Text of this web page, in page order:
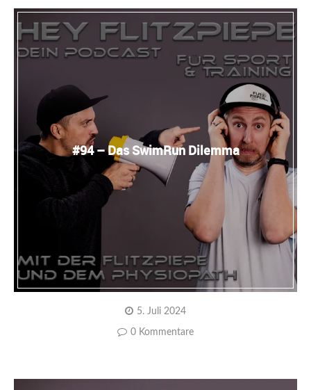
#94 – Das SwimRun Dilemma
5. Juli 2024
0 Kommentare